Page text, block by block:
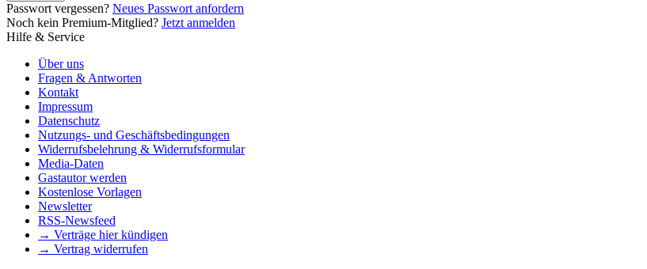
Passwort vergessen? Neues Passwort anfordern
Noch kein Premium-Mitglied? Jetzt anmelden
Hilfe & Service
Über uns
Fragen & Antworten
Kontakt
Impressum
Datenschutz
Nutzungs- und Geschäftsbedingungen
Widerrufsbelehrung & Widerrufsformular
Media-Daten
Gastautor werden
Kostenlose Vorlagen
Newsletter
RSS-Newsfeed
→ Verträge hier kündigen
→ Vertrag widerrufen